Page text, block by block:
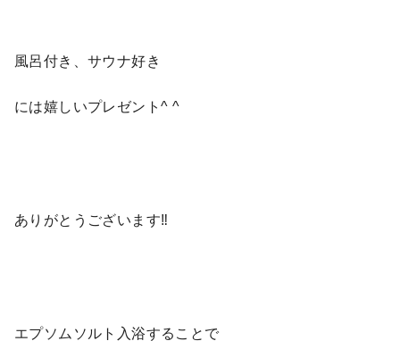
風呂付き、サウナ好き
には嬉しいプレゼント^ ^
ありがとうございます‼︎
エプソムソルト入浴することで